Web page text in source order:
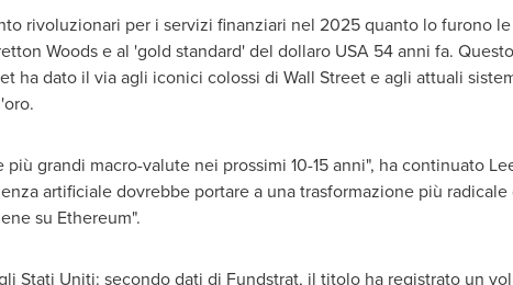
rivoluzionari per i servizi finanziari nel 2025 quanto lo furono
Woodse al 'gold standard' del dollaro USA54 anni fa.
ha dato il via agli iconici colossi di Wall Street e agli attuali
grandi macro-valute nei prossimi 10-15 anni", ha continuato
artificiale dovrebbe portare a una trasformazione più radicale
su Ethereum".
Stati Uniti: secondo dati di Fundstrat, il titolo ha registrato un